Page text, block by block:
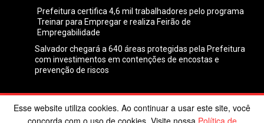
Prefeitura certifica 4,6 mil trabalhadores pelo programa
Treinar para Empregar e realiza Feirão de
Empregabilidade
Salvador chegará a 640 áreas protegidas pela Prefeitura
com investimentos em contenções de encostas e
prevenção de riscos
©2024 Dia Bahia. Todos os direitos reservados | Desenvolvido
Esse website utiliza cookies. Ao continuar a usar este site, você
concorda com o uso de cookies. Visite nossa Política de